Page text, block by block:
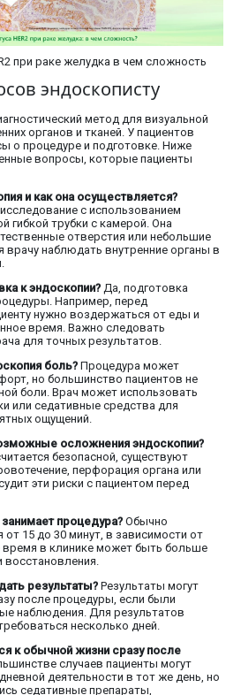
при раке желудка в чем сложность
эндоскописту
метод для визуальной
органов и тканей. У пациентов
о процедуре и подготовке. Ниже
вопросы, которые пациенты
и как она осуществляется?
с использованием
гибкой трубки с камерой. Она
отверстия или небольшие
врачу наблюдать внутренние органы в
к эндоскопии? Да, подготовка
Например, перед
нужно воздержаться от еды и
время. Важно следовать
для точных результатов.
боль? Процедура может
но большинство пациентов не
боли. Врач может использовать
или седативные средства для
ощущений.
осложнения эндоскопии?
безопасной, существуют
перфорация органа или
эти риски с пациентом перед
процедура? Обычно
от 15 до 30 минут, в зависимости от
в клинике может быть больше
восстановления.
результаты? Результаты могут
после процедуры, если были
наблюдения. Для результатов
несколько дней.
к обычной жизни сразу после
случаев пациенты могут
деятельности в тот же день, но
седативные препараты,